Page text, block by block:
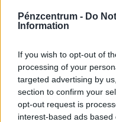
Pénzcentrum - Do
Information
If you wish to opt-out of
processing of your
targeted advertising by
section to confirm your
opt-out request is
interest-based ads